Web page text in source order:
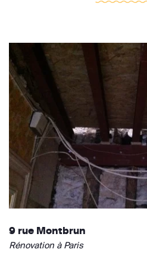
9 rue Montbrun
Rénovation à Paris